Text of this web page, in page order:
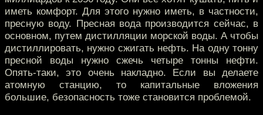
иметь комфорт. Для этого нужно иметь, в частности,
пресную воду. Пресная вода производится сейчас, в
основном, путем дистилляции морской воды. А чтобы
дистиллировать, нужно сжигать нефть. На одну тонну
пресной воды нужно сжечь четыре тонны нефти.
Опять-таки, это очень накладно. Если вы делаете
атомную станцию, то капитальные вложения
большие, безопасность тоже становится проблемой.